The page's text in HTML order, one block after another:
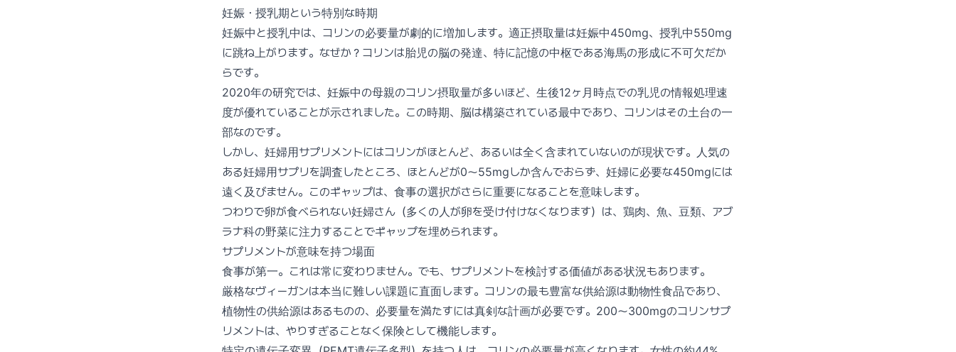
妊娠・授乳期という特別な時期
妊娠中と授乳中は、コリンの必要量が劇的に増加します。適正摂取量は妊娠中450mg、授乳中550mg
に跳ね上がります。なぜか？コリンは胎児の脳の発達、特に記憶の中枢である海馬の形成に不可欠だか
らです。
2020年の研究では、妊娠中の母親のコリン摂取量が多いほど、生後12ヶ月時点での乳児の情報処理速
度が優れていることが示されました。この時期、脳は構築されている最中であり、コリンはその土台の一
部なのです。
しかし、妊婦用サプリメントにはコリンがほとんど、あるいは全く含まれていないのが現状です。人気の
ある妊婦用サプリを調査したところ、ほとんどが0〜55mgしか含んでおらず、妊婦に必要な450mgには
遠く及びません。このギャップは、食事の選択がさらに重要になることを意味します。
つわりで卵が食べられない妊婦さん（多くの人が卵を受け付けなくなります）は、鶏肉、魚、豆類、アブ
ラナ科の野菜に注力することでギャップを埋められます。
サプリメントが意味を持つ場面
食事が第一。これは常に変わりません。でも、サプリメントを検討する価値がある状況もあります。
厳格なヴィーガンは本当に難しい課題に直面します。コリンの最も豊富な供給源は動物性食品であり、
植物性の供給源はあるものの、必要量を満たすには真剣な計画が必要です。200〜300mgのコリンサプ
リメントは、やりすぎることなく保険として機能します。